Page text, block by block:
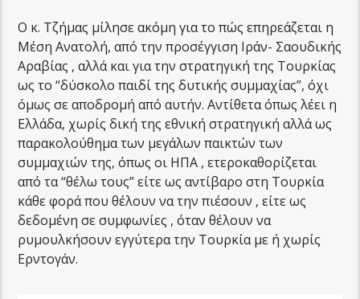
Ο κ. Τζήμας μίλησε ακόμη για το πώς επηρεάζεται η
Μέση Ανατολή, από την προσέγγιση Ιράν- Σαουδικής
Αραβίας , αλλά και για την στρατηγική της Τουρκίας
ως το “δύσκολο παιδί της δυτικής συμμαχίας”, όχι
όμως σε αποδρομή από αυτήν. Αντίθετα όπως λέει η
Ελλάδα, χωρίς δική της εθνική στρατηγική αλλά ως
παρακολούθημα των μεγάλων παικτών των
συμμαχιών της, όπως οι ΗΠΑ , ετεροκαθορίζεται
από τα “θέλω τους” είτε ως αντίβαρο στη Τουρκία
κάθε φορά που θέλουν να την πιέσουν , είτε ως
δεδομένη σε συμφωνίες , όταν θέλουν να
ρυμουλκήσουν εγγύτερα την Τουρκία με ή χωρίς
Ερντογάν.